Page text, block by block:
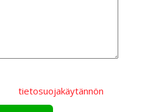
tietosuojakäytännön